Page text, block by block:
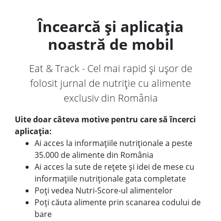
Încearcă și aplicația
noastră de mobil
Eat & Track - Cel mai rapid și ușor de
folosit jurnal de nutriție cu alimente
exclusiv din România
Uite doar câteva motive pentru care să încerci
aplicația:
Ai acces la informațiile nutriționale a peste
35.000 de alimente din România
Ai acces la sute de rețete și idei de mese cu
informațiile nutriționale gata completate
Poți vedea Nutri-Score-ul alimentelor
Poți căuta alimente prin scanarea codului de
bare